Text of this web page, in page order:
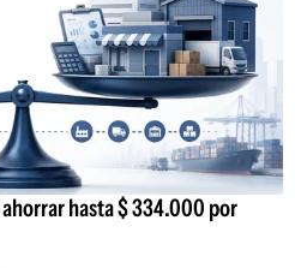
hasta $ 334.000 por